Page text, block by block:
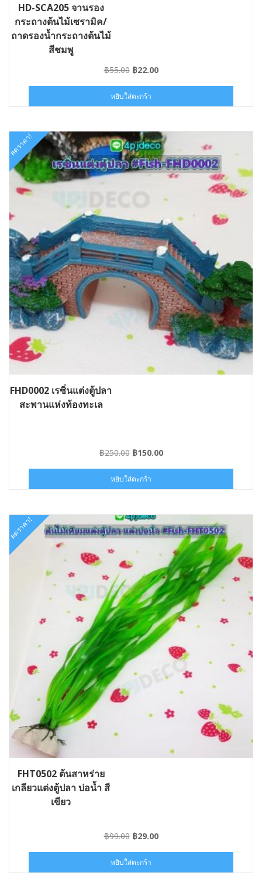
HD-SCA205 จานรอง
กระถางต้นไม้เซรามิค/
ถาดรองน้ำกระถางต้นไม้
สีชมพู
฿55.00 Original
was:
฿55.00.
฿22.00Current
฿22.00.
หยิบใส่ตะกร้า
ลดราคา!
FHD0002 เรซิ่นแต่งตู้ปลา
สะพานแห่งท้องทะเล
฿250.00 Original
was:
฿250.00.
฿150.00Current
฿150.00.
หยิบใส่ตะกร้า
ลดราคา!
FHT0502 ต้นสาหร่าย
เกลียวแต่งตู้ปลา บ่อน้ำ สี
เขียว
฿99.00 Original
was:
฿99.00.
฿29.00Current
฿29.00.
หยิบใส่ตะกร้า